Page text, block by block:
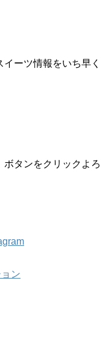
ーツ情報をいち早く
ボタンをクリックよろ
ン